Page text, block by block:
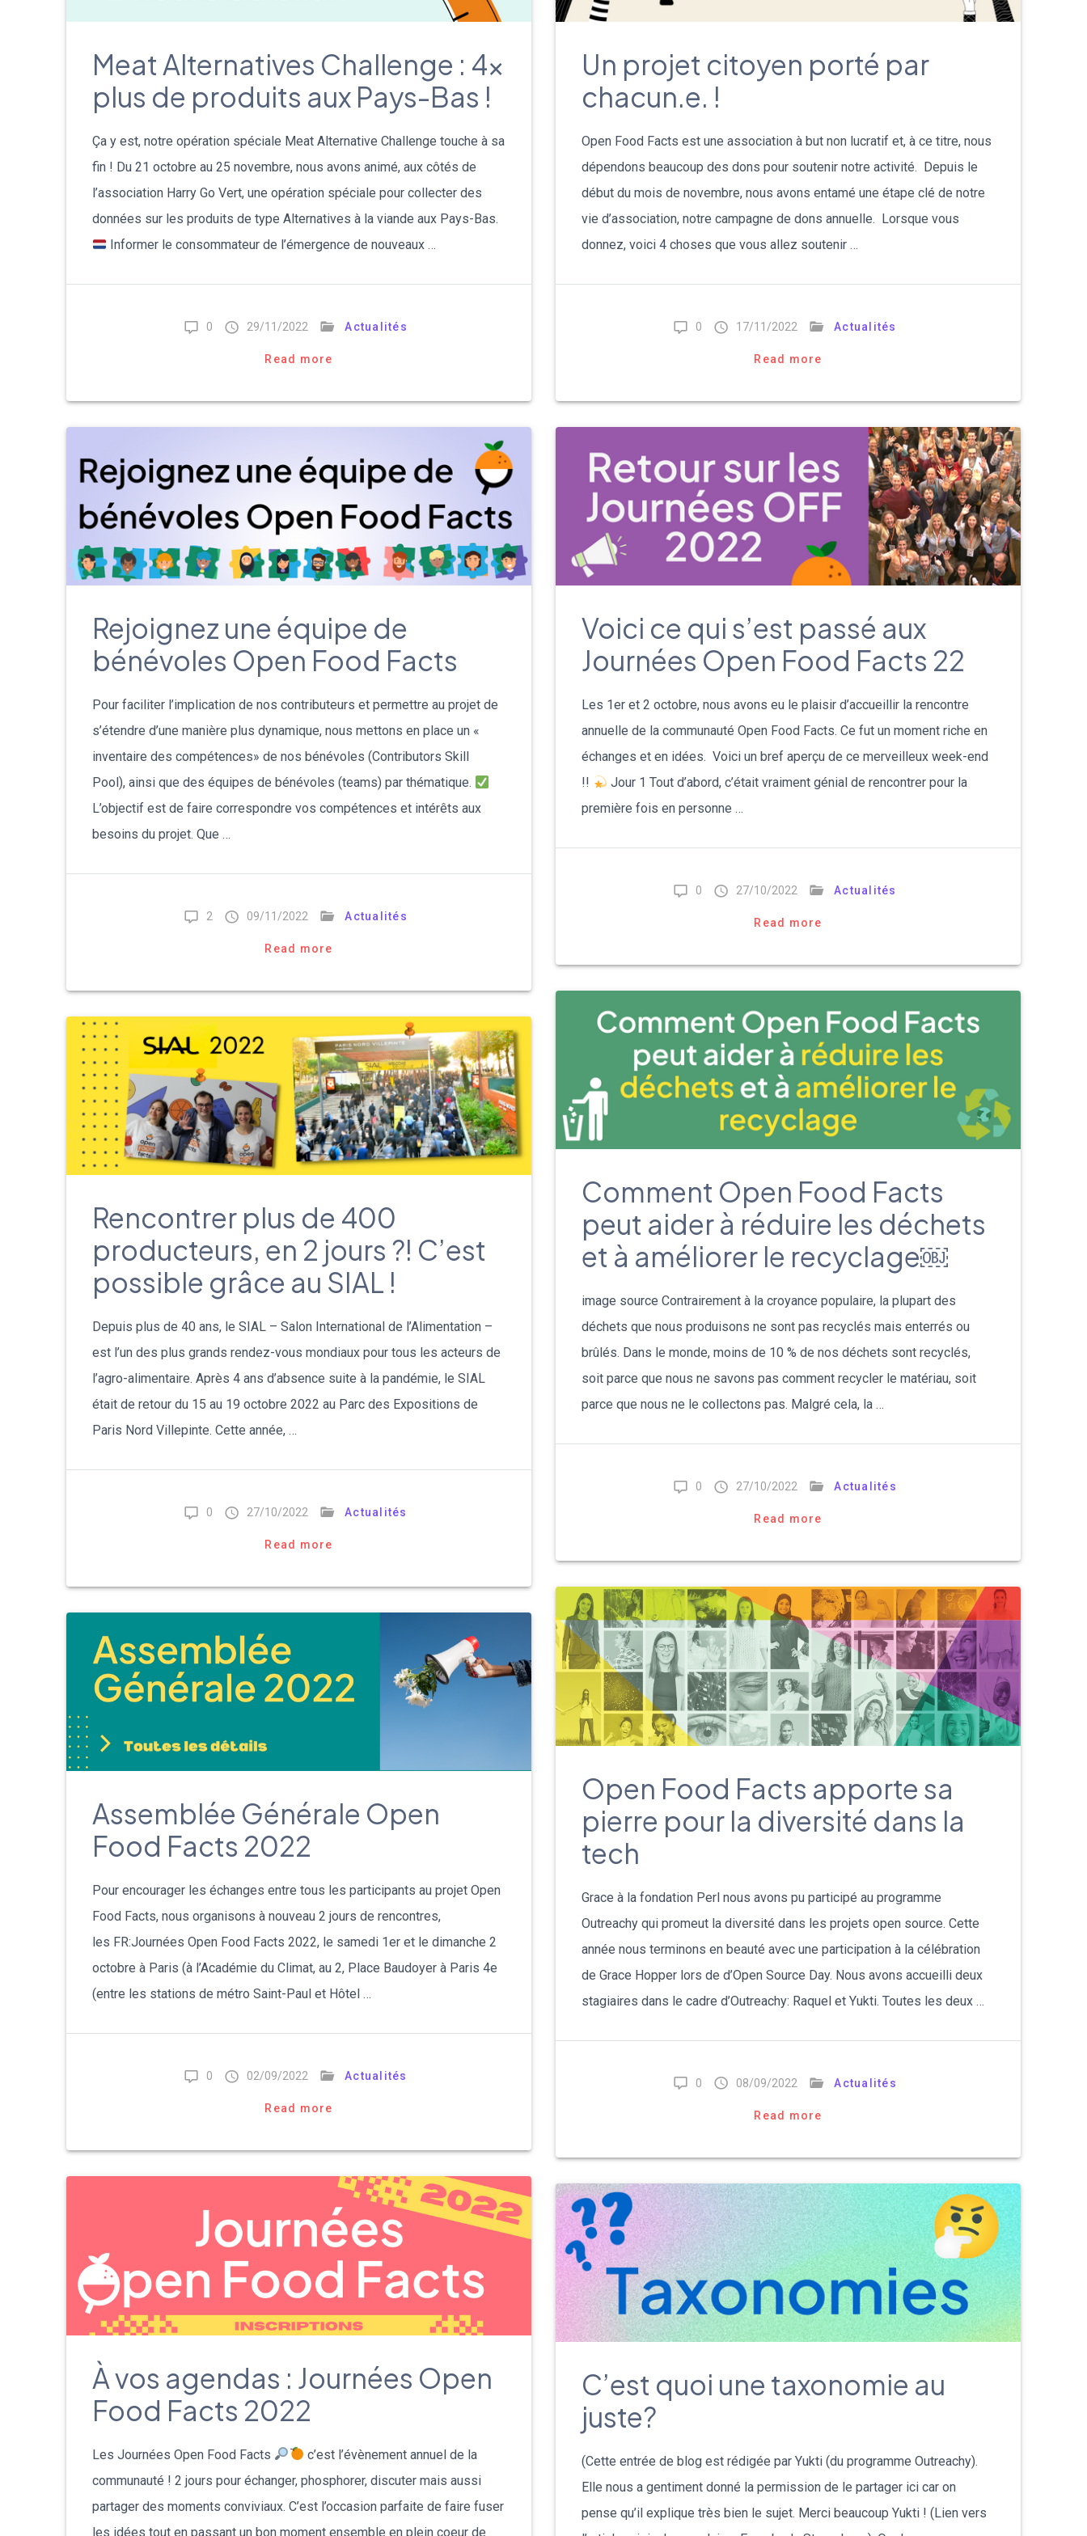
עברית
Nederlands
日本語
Türkçe
Meat Alternatives Challenge : 4x
plus de produits aux Pays-Bas !
Ça y est, notre opération spéciale Meat Alternative Challenge touche à sa
fin ! Du 21 octobre au 25 novembre, nous avons animé, aux côtés de
l’association Harry Go Vert, une opération spéciale pour collecter des
données sur les produits de type Alternatives à la viande aux Pays-Bas.
Informer le consommateur de l’émergence de nouveaux …
0 29/11/2022 Actualités
Read more
Un projet citoyen porté par
chacun.e. !
Open Food Facts est une association à but non lucratif et, à ce titre, nous
dépendons beaucoup des dons pour soutenir notre activité. Depuis le
début du mois de novembre, nous avons entamé une étape clé de notre
vie d’association, notre campagne de dons annuelle. Lorsque vous
donnez, voici 4 choses que vous allez soutenir …
0 17/11/2022 Actualités
Read more
Rejoignez une équipe de
bénévoles Open Food Facts
Pour faciliter l’implication de nos contributeurs et permettre au projet de
s’étendre d’une manière plus dynamique, nous mettons en place un «
inventaire des compétences» de nos bénévoles (Contributors Skill
Pool), ainsi que des équipes de bénévoles (teams) par thématique.
L’objectif est de faire correspondre vos compétences et intérêts aux
besoins du projet. Que …
2 09/11/2022 Actualités
Read more
Voici ce qui s’est passé aux
Journées Open Food Facts 22
Les 1er et 2 octobre, nous avons eu le plaisir d’accueillir la rencontre
annuelle de la communauté Open Food Facts. Ce fut un moment riche en
échanges et en idées. Voici un bref aperçu de ce merveilleux week-end
!!
Jour 1 Tout d’abord, c’était vraiment génial de rencontrer pour la
première fois en personne …
0 27/10/2022 Actualités
Read more
Comment Open Food Facts
peut aider à réduire les déchets
et à améliorer le recyclage￼
image source Contrairement à la croyance populaire, la plupart des
déchets que nous produisons ne sont pas recyclés mais enterrés ou
brûlés. Dans le monde, moins de 10 % de nos déchets sont recyclés,
soit parce que nous ne savons pas comment recycler le matériau, soit
parce que nous ne le collectons pas. Malgré cela, la …
0 27/10/2022 Actualités
Read more
Rencontrer plus de 400
producteurs, en 2 jours ?! C’est
possible grâce au SIAL !
Depuis plus de 40 ans, le SIAL – Salon International de l’Alimentation –
est l’un des plus grands rendez-vous mondiaux pour tous les acteurs de
l’agro-alimentaire. Après 4 ans d’absence suite à la pandémie, le SIAL
était de retour du 15 au 19 octobre 2022 au Parc des Expositions de
Paris Nord Villepinte. Cette année, …
0 27/10/2022 Actualités
Read more
Open Food Facts apporte sa
pierre pour la diversité dans la
tech
Grace à la fondation Perl nous avons pu participé au programme
Outreachy qui promeut la diversité dans les projets open source. Cette
année nous terminons en beauté avec une participation à la célébration
de Grace Hopper lors de d’Open Source Day. Nous avons accueilli deux
stagiaires dans le cadre d’Outreachy: Raquel et Yukti. Toutes les deux …
0 08/09/2022 Actualités
Read more
Assemblée Générale Open
Food Facts 2022
Pour encourager les échanges entre tous les participants au projet Open
Food Facts, nous organisons à nouveau 2 jours de rencontres,
les FR:Journées Open Food Facts 2022, le samedi 1er et le dimanche 2
octobre à Paris (à l’Académie du Climat, au 2, Place Baudoyer à Paris 4e
(entre les stations de métro Saint-Paul et Hôtel …
0 02/09/2022 Actualités
Read more
À vos agendas : Journées Open
Food Facts 2022
Les Journées Open Food Facts
c’est l’évènement annuel de la
communauté ! 2 jours pour échanger, phosphorer, discuter mais aussi
partager des moments conviviaux. C’est l’occasion parfaite de faire fuser
les idées tout en passant un bon moment ensemble en plein coeur de
C’est quoi une taxonomie au
juste?
(Cette entrée de blog est rédigée par Yukti (du programme Outreachy).
Elle nous a gentiment donné la permission de le partager ici car on
pense qu’il explique très bien le sujet. Merci beaucoup Yukti ! (Lien vers